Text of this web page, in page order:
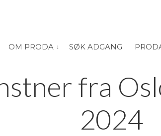
OM PRODA vis submeny for “Om PRODA”
SØK ADGANG
fra
2024